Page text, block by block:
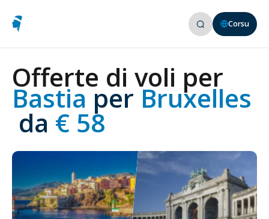
Corsu
Offerte di voli per
Bastia per Bruxelles
da € 58